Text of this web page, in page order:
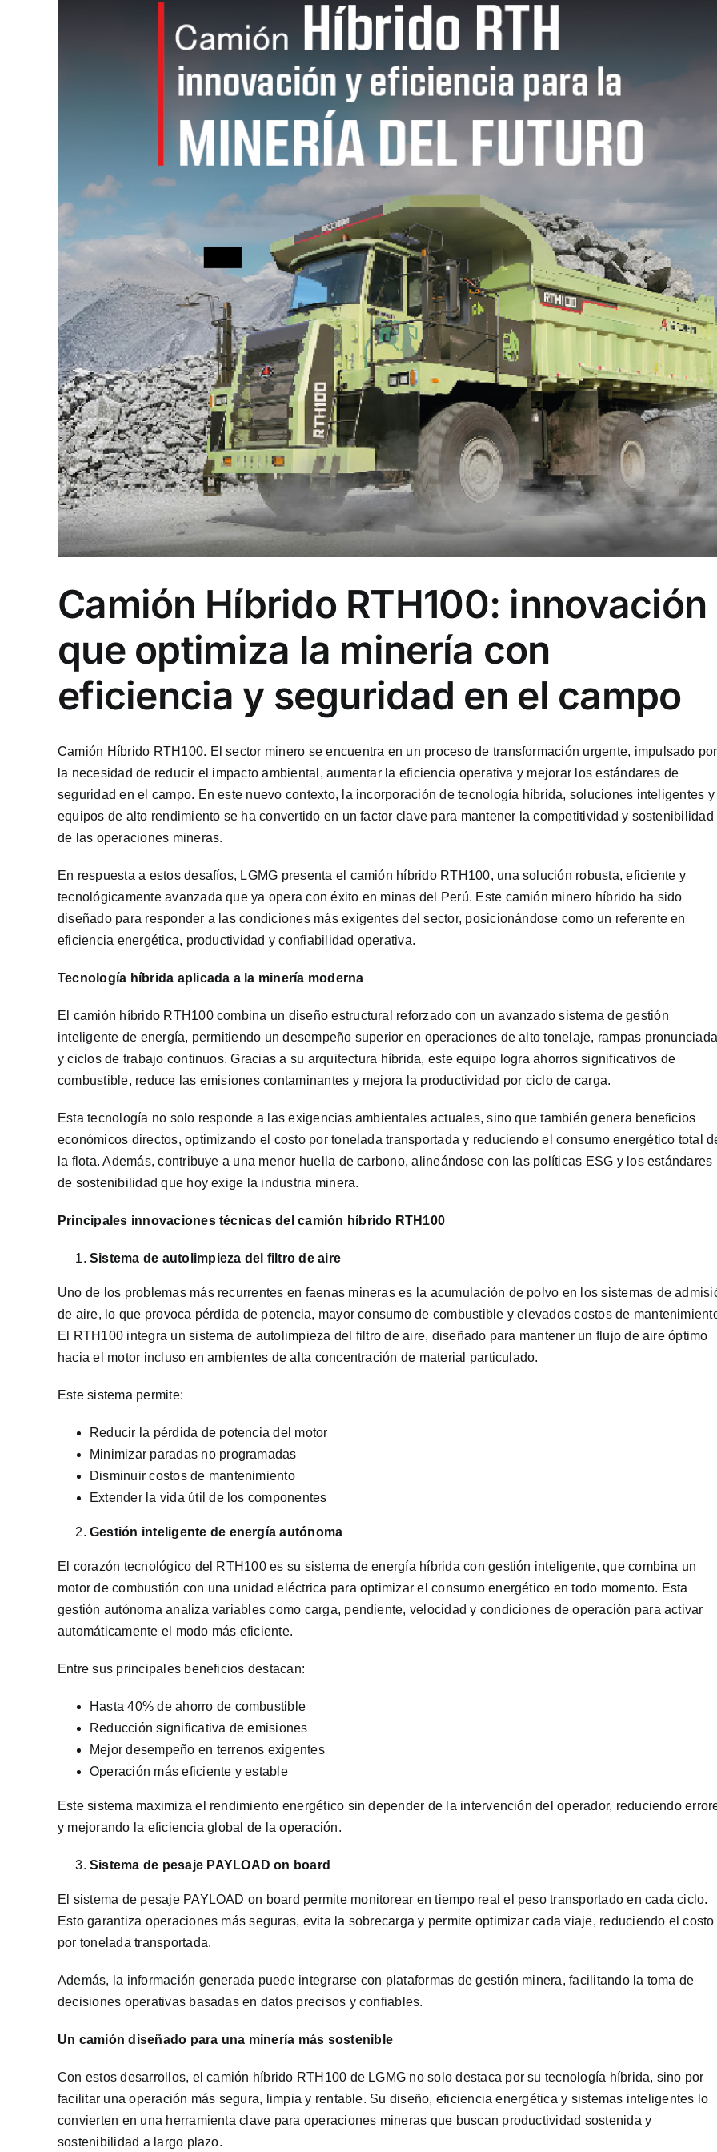
Camión Híbrido RTH100: innovación
que optimiza la minería con
eficiencia y seguridad en el campo
Camión Híbrido RTH100. El sector minero se encuentra en un proceso de transformación urgente, impulsado por
la necesidad de reducir el impacto ambiental, aumentar la eficiencia operativa y mejorar los estándares de
seguridad en el campo. En este nuevo contexto, la incorporación de tecnología híbrida, soluciones inteligentes y
equipos de alto rendimiento se ha convertido en un factor clave para mantener la competitividad y sostenibilidad
de las operaciones mineras.
En respuesta a estos desafíos, LGMG presenta el camión híbrido RTH100, una solución robusta, eficiente y
tecnológicamente avanzada que ya opera con éxito en minas del Perú. Este camión minero híbrido ha sido
diseñado para responder a las condiciones más exigentes del sector, posicionándose como un referente en
eficiencia energética, productividad y confiabilidad operativa.
Tecnología híbrida aplicada a la minería moderna
El camión híbrido RTH100 combina un diseño estructural reforzado con un avanzado sistema de gestión
inteligente de energía, permitiendo un desempeño superior en operaciones de alto tonelaje, rampas
y ciclos de trabajo continuos. Gracias a su arquitectura híbrida, este equipo logra ahorros significativos de
combustible, reduce las emisiones contaminantes y mejora la productividad por ciclo de carga.
Esta tecnología no solo responde a las exigencias ambientales actuales, sino que también genera beneficios
económicos directos, optimizando el costo por tonelada transportada y reduciendo el consumo energético total
la flota. Además, contribuye a una menor huella de carbono, alineándose con las políticas ESG y los estándares
de sostenibilidad que hoy exige la industria minera.
Principales innovaciones técnicas del camión híbrido RTH100
Sistema de autolimpieza del filtro de aire
Uno de los problemas más recurrentes en faenas mineras es la acumulación de polvo en los sistemas de
de aire, lo que provoca pérdida de potencia, mayor consumo de combustible y elevados costos de
El RTH100 integra un sistema de autolimpieza del filtro de aire, diseñado para mantener un flujo de aire óptimo
hacia el motor incluso en ambientes de alta concentración de material particulado.
Este sistema permite:
Reducir la pérdida de potencia del motor
Minimizar paradas no programadas
Disminuir costos de mantenimiento
Extender la vida útil de los componentes
Gestión inteligente de energía autónoma
El corazón tecnológico del RTH100 es su sistema de energía híbrida con gestión inteligente, que combina un
motor de combustión con una unidad eléctrica para optimizar el consumo energético en todo momento. Esta
gestión autónoma analiza variables como carga, pendiente, velocidad y condiciones de operación para activar
automáticamente el modo más eficiente.
Entre sus principales beneficios destacan:
Hasta 40% de ahorro de combustible
Reducción significativa de emisiones
Mejor desempeño en terrenos exigentes
Operación más eficiente y estable
Este sistema maximiza el rendimiento energético sin depender de la intervención del operador, reduciendo
y mejorando la eficiencia global de la operación.
Sistema de pesaje PAYLOAD on board
El sistema de pesaje PAYLOAD on board permite monitorear en tiempo real el peso transportado en cada ciclo.
Esto garantiza operaciones más seguras, evita la sobrecarga y permite optimizar cada viaje, reduciendo el costo
por tonelada transportada.
Además, la información generada puede integrarse con plataformas de gestión minera, facilitando la toma de
decisiones operativas basadas en datos precisos y confiables.
Un camión diseñado para una minería más sostenible
Con estos desarrollos, el camión híbrido RTH100 de LGMG no solo destaca por su tecnología híbrida, sino por
facilitar una operación más segura, limpia y rentable. Su diseño, eficiencia energética y sistemas inteligentes lo
convierten en una herramienta clave para operaciones mineras que buscan productividad sostenida y
sostenibilidad a largo plazo.